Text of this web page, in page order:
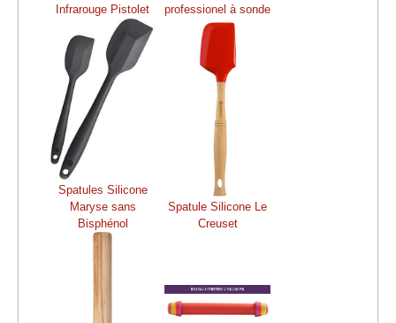
Infrarouge Pistolet
professionel à sonde
Spatules Silicone
Maryse sans
Bisphénol
Spatule Silicone Le
Creuset